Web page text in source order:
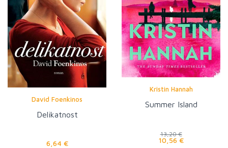
David Foenkinos
Delikatnost
6,64 €
Kristin Hannah
Summer Island
13,20 €
10,56 €